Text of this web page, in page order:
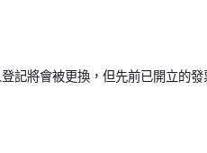
記將會被更換，但先前已開立的發